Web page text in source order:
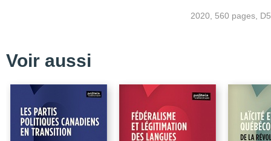
Chapitre 1 | Réflexions
canadien
PARTIE 1 | DES
RESPONSABLES
2020, 560 pages,
Voir aussi